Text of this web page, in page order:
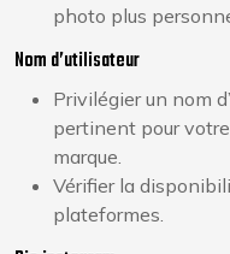
photo plus
Nom d’utilisateur
Privilégier un nom
pertinent pour
marque.
Vérifier la
plateformes.